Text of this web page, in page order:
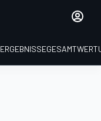
ERGEBNISSE